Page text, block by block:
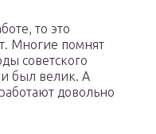
то это
Многие помнят
советского
был велик. А
довольно